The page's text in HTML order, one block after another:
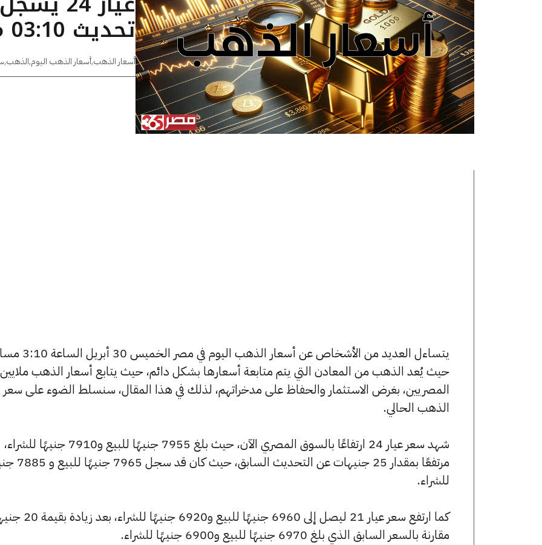
تحديث 03:10 مساءًا
أسعار الذهب,أسعار الذهب اليوم,الذهب,
يتساءل العديد من الأشخاص عن أسعار الذهب اليوم في
حيث يُعد الذهب من المعادن التي يتم متابعة أسعارها بشكل دائم، حيث يتابع أسعار الذهب ملايين
المصريين، بغرض الاستثمار والحفاظ على مدخراتهم، لذلك في هذا المقال، سنسلط الضوء على سعر
الذهب الحالي.
شهد سعر عيار 24 ارتفاعًا بالسوق المصري الآن، حيث بلغ 7955 جنيهًا للبيع و7910 جنيهًا للشراء،
مرتفعًا بمقدار 25 جنيهات عن التحديث
للشراء.
كما ارتفع سعر عيار 21 ليصل إلى 6960 جنيهًا
مقارنة بالسعر السابق الذي بلغ 6970 جنيهًا للبيع و6900 جنيهًا للشراء.